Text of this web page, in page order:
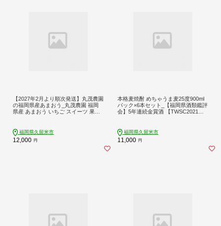
【2027年2月より順次発送】丸茂農園
の福岡県産あまおう_丸茂農園 福岡
県産 あまおう いちご スイーツ 果物
味 濃厚 赤い 丸い 大きい うまい 肉厚
いちごの王様 お取り寄せ お取り寄せ
スイーツ 福岡県 久留米市 広川町 送
福岡県久留米市
12,000 円
本格麦焼酎 めちゃうま麦25度900ml
パック×6本セット_【福岡県酒類鑑評
会】5年連続金賞酒 【TWSC2021】
ット 鷹正宗株式会社 福岡県 久留米
市 お取り寄せ 焼酎 お酒 アルコール
送料無料_El023
福岡県久留米市
11,000 円